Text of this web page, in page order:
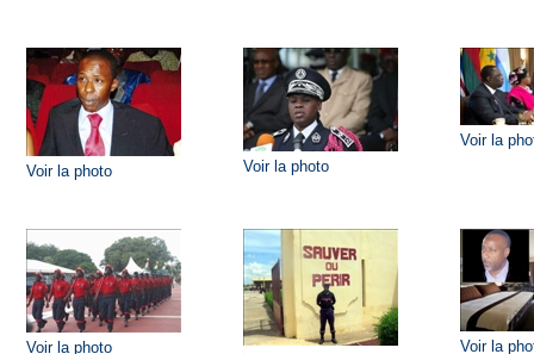
Voir la photo Voir la photo
Voir la
Voir la photo Voir la